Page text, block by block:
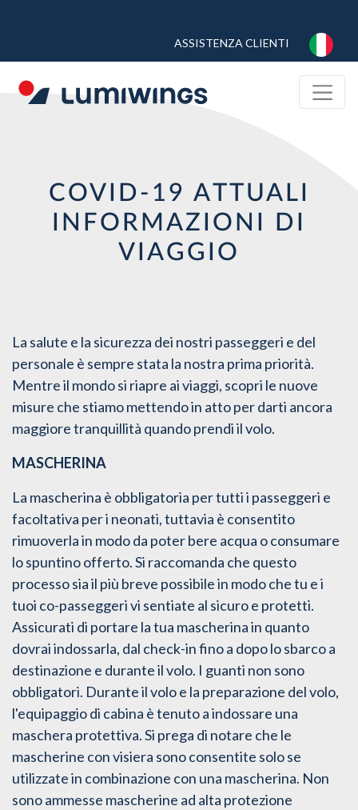
TOP
ASSISTENZA CLIENTI
COVID-19 ATTUALI
INFORMAZIONI DI
VIAGGIO
La salute e la sicurezza dei nostri passeggeri e del
personale è sempre stata la nostra prima priorità.
Mentre il mondo si riapre ai viaggi, scopri le nuove
misure che stiamo mettendo in atto per darti ancora
maggiore tranquillità quando prendi il volo.
MASCHERINA
La mascherina è obbligatoria per tutti i passeggeri e
facoltativa per i neonati, tuttavia è consentito
rimuoverla in modo da poter bere acqua o consumare
lo spuntino offerto. Si raccomanda che questo
processo sia il più breve possibile in modo che tu e i
tuoi co-passeggeri vi sentiate al sicuro e protetti.
Assicurati di portare la tua mascherina in quanto
dovrai indossarla, dal check-in fino a dopo lo sbarco a
destinazione e durante il volo. I guanti non sono
obbligatori. Durante il volo e la preparazione del volo,
l'equipaggio di cabina è tenuto a indossare una
maschera protettiva. Si prega di notare che le
mascherine con visiera sono consentite solo se
utilizzate in combinazione con una mascherina. Non
sono ammesse mascherine ad alta protezione